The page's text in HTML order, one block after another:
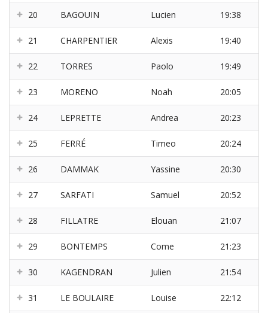
20 BAGOUIN Lucien 19:38
21 CHARPENTIER Alexis 19:40
22 TORRES Paolo 19:49
23 MORENO Noah 20:05
24 LEPRETTE Andrea 20:23
25 FERRÉ Timeo 20:24
26 DAMMAK Yassine 20:30
27 SARFATI Samuel 20:52
28 FILLATRE Elouan 21:07
29 BONTEMPS Come 21:23
30 KAGENDRAN Julien 21:54
31 LE BOULAIRE Louise 22:12